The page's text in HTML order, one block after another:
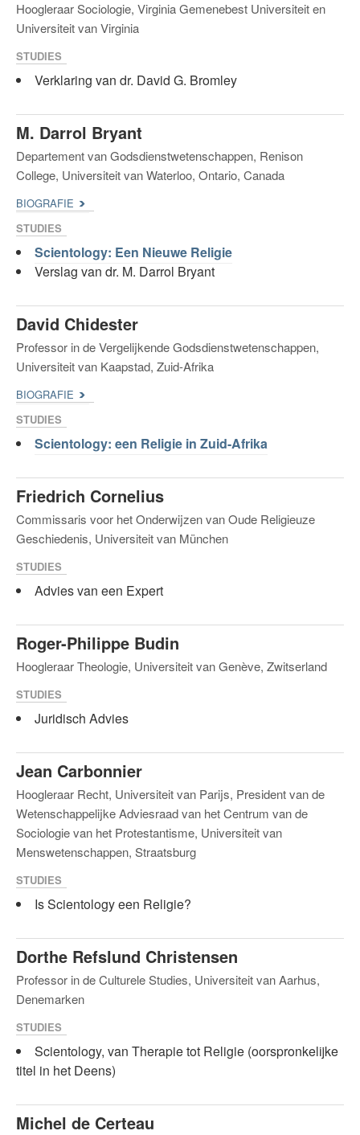
Hoogleraar Sociologie, Virginia Gemenebest Universiteit en
Universiteit van Virginia
STUDIES
Verklaring van dr. David G. Bromley
M. Darrol Bryant
Departement van Godsdienstwetenschappen, Renison
College, Universiteit van Waterloo, Ontario, Canada
BIOGRAFIE
STUDIES
Scientology: Een Nieuwe Religie
Verslag van dr. M. Darrol Bryant
David Chidester
Professor in de Vergelijkende Godsdienstwetenschappen,
Universiteit van Kaapstad, Zuid-Afrika
BIOGRAFIE
STUDIES
Scientology: een Religie in Zuid-Afrika
Friedrich Cornelius
Commissaris voor het Onderwijzen van Oude Religieuze
Geschiedenis, Universiteit van München
STUDIES
Advies van een Expert
Roger-Philippe Budin
Hoogleraar Theologie, Universiteit van Genève, Zwitserland
STUDIES
Juridisch Advies
Jean Carbonnier
Hoogleraar Recht, Universiteit van Parijs, President van de
Wetenschappelijke Adviesraad van het Centrum van de
Sociologie van het Protestantisme, Universiteit van
Menswetenschappen, Straatsburg
STUDIES
Is Scientology een Religie?
Dorthe Refslund Christensen
Professor in de Culturele Studies, Universiteit van Aarhus,
Denemarken
STUDIES
Scientology, van Therapie tot Religie (oorspronkelijke
titel in het Deens)
Michel de Certeau